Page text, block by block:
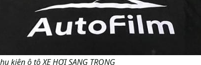
kiện ô tô XE HƠI SANG TRỌNG